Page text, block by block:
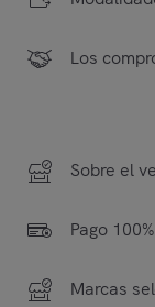
Los
Sobre el
Pago
Marcas